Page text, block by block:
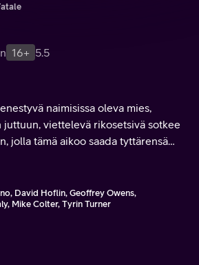
16+ 5.5
naimisissa oleva mies,
juttuun, viettelevä rikosetsivä sotkee
jolla tämä aikoo saada tyttärensä
David Hoflin, Geoffrey Owens,
Mike Colter, Tyrin Turner